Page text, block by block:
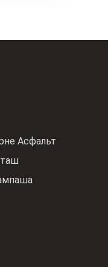
Асфальт